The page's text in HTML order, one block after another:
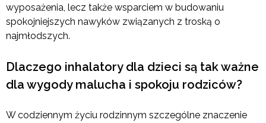
wyposażenia, lecz także wsparciem w budowaniu
spokojniejszych nawyków związanych z troską o
najmłodszych.
Dlaczego inhalatory dla dzieci są tak ważne
dla wygody malucha i spokoju rodziców?
W codziennym życiu rodzinnym szczególne znaczenie